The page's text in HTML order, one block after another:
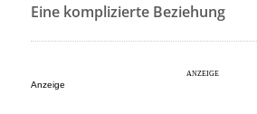
Eine komplizierte Beziehung
Anzeige